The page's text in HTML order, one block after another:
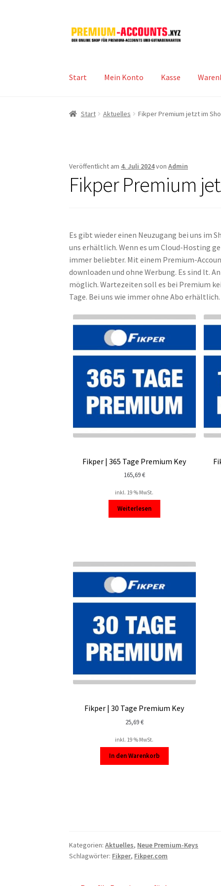
Zur
Navigation
Zum
Inhalt
Start Mein Konto Kasse
Start Aktuelles Fikper Premium jetzt im
Veröffentlicht am 4. Juli 2024vonAdmin
Fikper Premium
Es gibt wieder einen Neuzugang bei uns im
uns erhältlich. Wenn es um Cloud-Hosting
immer beliebter. Mit einem Premium-
downloaden und ohne Werbung. Es sind lt.
möglich. Wartezeiten soll es bei Premium
Tage. Bei uns wie immer ohne Abo
Fikper | 365 Tage Premium Key
165,69€
inkl. 19 % MwSt.
Weiterlesen
Fikper | 30 Tage Premium Key
25,69€
inkl. 19 % MwSt.
In den Warenkorb
Kategorien:Aktuelles, Neue Premium-Keys
Schlagwörter: Fikper, Fikper.com